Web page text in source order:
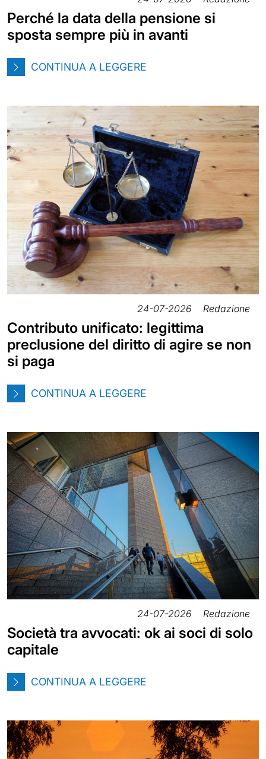
Perché la data della pensione si
sposta sempre più in avanti
CONTINUA A LEGGERE
24-07-2026 Redazione
Contributo unificato: legittima
preclusione del diritto di agire se non
si paga
CONTINUA A LEGGERE
24-07-2026 Redazione
Società tra avvocati: ok ai soci di solo
capitale
CONTINUA A LEGGERE